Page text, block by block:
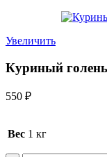
Увеличить
Куриный голень
550 ₽
Вес 1 кг